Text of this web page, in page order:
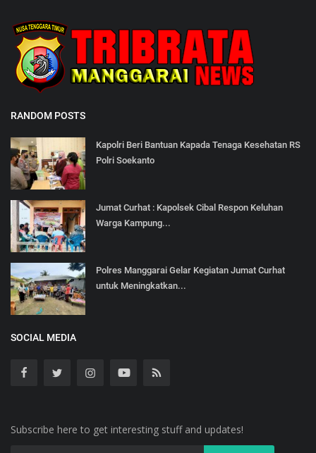
RANDOM POSTS
Kapolri Beri Bantuan Kapada Tenaga Kesehatan RS
Polri Soekanto
Jumat Curhat : Kapolsek Cibal Respon Keluhan
Warga Kampung...
Polres Manggarai Gelar Kegiatan Jumat Curhat
untuk Meningkatkan...
SOCIAL MEDIA
Subscribe here to get interesting stuff and updates!